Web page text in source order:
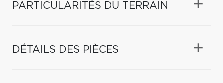
PARTICULARITÉS DU TERRAIN
DÉTAILS DES PIÈCES